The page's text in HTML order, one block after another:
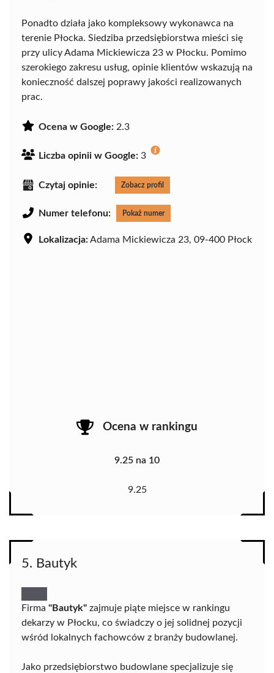
Ponadto działa jako kompleksowy wykonawca na
terenie Płocka. Siedziba przedsiębiorstwa mieści się
przy ulicy Adama Mickiewicza 23 w Płocku. Pomimo
szerokiego zakresu usług, opinie klientów wskazują na
konieczność dalszej poprawy jakości realizowanych
prac.
Ocena w Google: 2.3
Liczba opinii w Google: 3
Czytaj opinie: Zobacz profil
Numer telefonu: Pokaż numer
Lokalizacja:Adama Mickiewicza 23, 09-400 Płock
Ocena w rankingu
9.25 na 10
9.25
5. Bautyk
Firma "Bautyk" zajmuje piąte miejsce w rankingu
dekarzy w Płocku, co świadczy o jej solidnej pozycji
wśród lokalnych fachowców z branży budowlanej.
Jako przedsiębiorstwo budowlane specjalizuje się